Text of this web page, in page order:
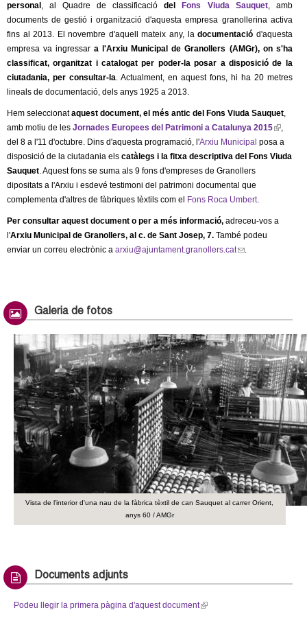
e
s
personal , al Quadre de classificaciódel Fons Viuda Sauquet, amb
documents de gestió i organització d'aquesta empresa granollerina activa
fins al 2013. El novembre d'aquell mateix any, ladocumentació d'aquesta
empresa va ingressara l'Arxiu Municipal de Granollers (AMGr), on s'ha
classificat, organitzat i catalogat per poder-la posar a disposició de la
ciutadania, per consultar-la. Actualment, en aquest fons, hi ha 20 metres
lineals de documentació, dels anys 1925 a 2013.
Hem seleccionataquest document, el més antic del Fons Viuda Sauquet,
amb motiu de les Jornades Europees del Patrimoni a Catalunya 2015(
l
i
)
,
del 8 a l'11 d'octubre. Dins d'aquesta programació, l'Arxiu Municipal posa a
disposició de la ciutadania els catàlegs i la fitxa descriptiva del Fons Viuda
Sauquet. Aquest fons se suma als 9 fons d'empreses de Granollers
dipositats a l'Arxiu i esdevé testimoni del patrimoni documental que
complementa d'altres de fàbriques tèxtils com el
Fons Roca Umbert.
Per consultar aquest document o per a més informació, adreceu-vos a
l'Arxiu Municipal de Granollers, al c. de Sant Josep, 7. També podeu
enviar un correu electrònic a arxiu@ajuntament.granollers.cat(
s
e
n
d
s
e
-
m
a
i
l
)
.
Galeria de fotos
Vista de l'interior d'una nau de la fàbrica tèxtil de can Sauquet al carrer Orient,
anys 60 / AMGr
Documents adjunts
Podeu llegir la primera pàgina d'aquest document(